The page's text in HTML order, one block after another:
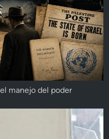
manejo del poder